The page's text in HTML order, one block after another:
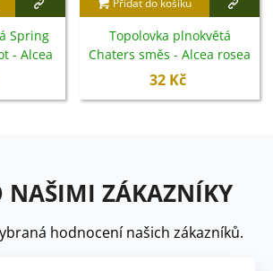
Spring
- Alcea
10 ks
Přidat do košíku
Topolovka plnokvětá
Chaters směs - Alcea rosea
- semena - 12 ks
32 Kč
NAŠIMI ZÁKAZNÍKY
hodnocení našich zákazníků.